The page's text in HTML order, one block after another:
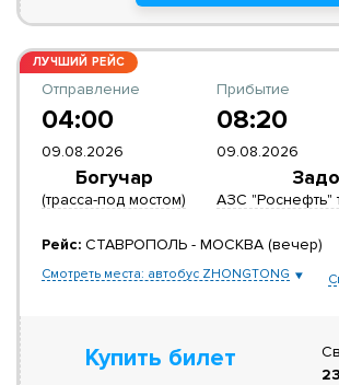
ЛУЧШИЙ РЕЙС
Отправление
04:00
09.08.2026
Богучар
(трасса-под мостом)
Прибытие
08:20
09.08.2026
АЗС "Роснефть"
Рейс: СТАВРОПОЛЬ - МОСКВА (вечер)
Смотреть места: автобус ZHONGTONG
Купить билет